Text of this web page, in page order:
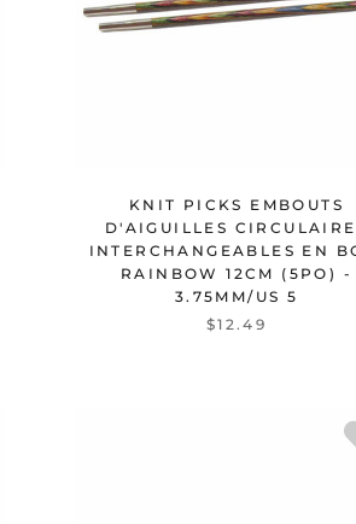
KNIT PICKS EMBOUTS
D'AIGUILLES
INTERCHANGEABLES EN
RAINBOW 12CM (5PO) -
3.75MM/US 5
$12.49